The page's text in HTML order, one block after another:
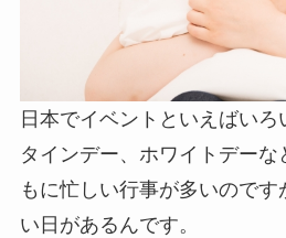
日本でイベントといえばい
タインデー、ホワイトデーな
もに忙しい行事が多いのです
い日があるんです。